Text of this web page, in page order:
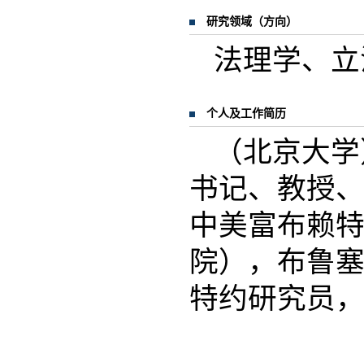
研究领域（方向）
法理学、
个人及工作简历
（北京大
书记、教授
中美富布赖
院），布鲁
特约研究员